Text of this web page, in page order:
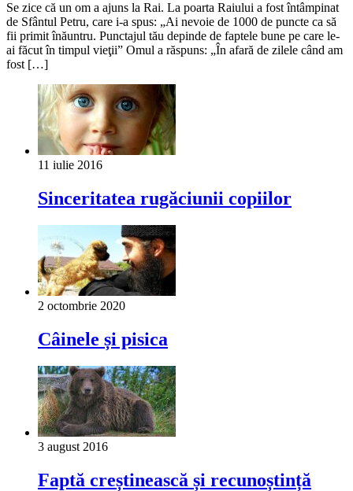
Se zice că un om a ajuns la Rai. La poarta Raiului a fost întâmpinat
de Sfântul Petru, care i-a spus: „Ai nevoie de 1000 de puncte ca să
fii primit înăuntru. Punctajul tău depinde de faptele bune pe care le-
ai făcut în timpul vieţii” Omul a răspuns: „În afară de zilele când am
fost […]
11 iulie 2016
Sinceritatea rugăciunii copiilor
2 octombrie 2020
Câinele și pisica
3 august 2016
Faptă creștinească și recunoștință